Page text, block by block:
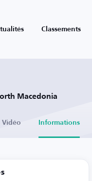
Classements
Macedonia
Vidéo Informations